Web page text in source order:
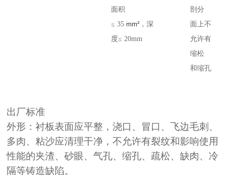
面积
≤ 35 mm² ，深
度≤ 20mm
剖分
面上不
允许有
缩松
和缩孔
出厂标准
外形：衬板表面应平整，浇口、冒口、飞边毛刺、
多肉、粘沙应清理干净，不允许有裂纹和影响使用
性能的夹渣、砂眼、气孔、缩孔、疏松、缺肉、冷
隔等铸造缺陷。